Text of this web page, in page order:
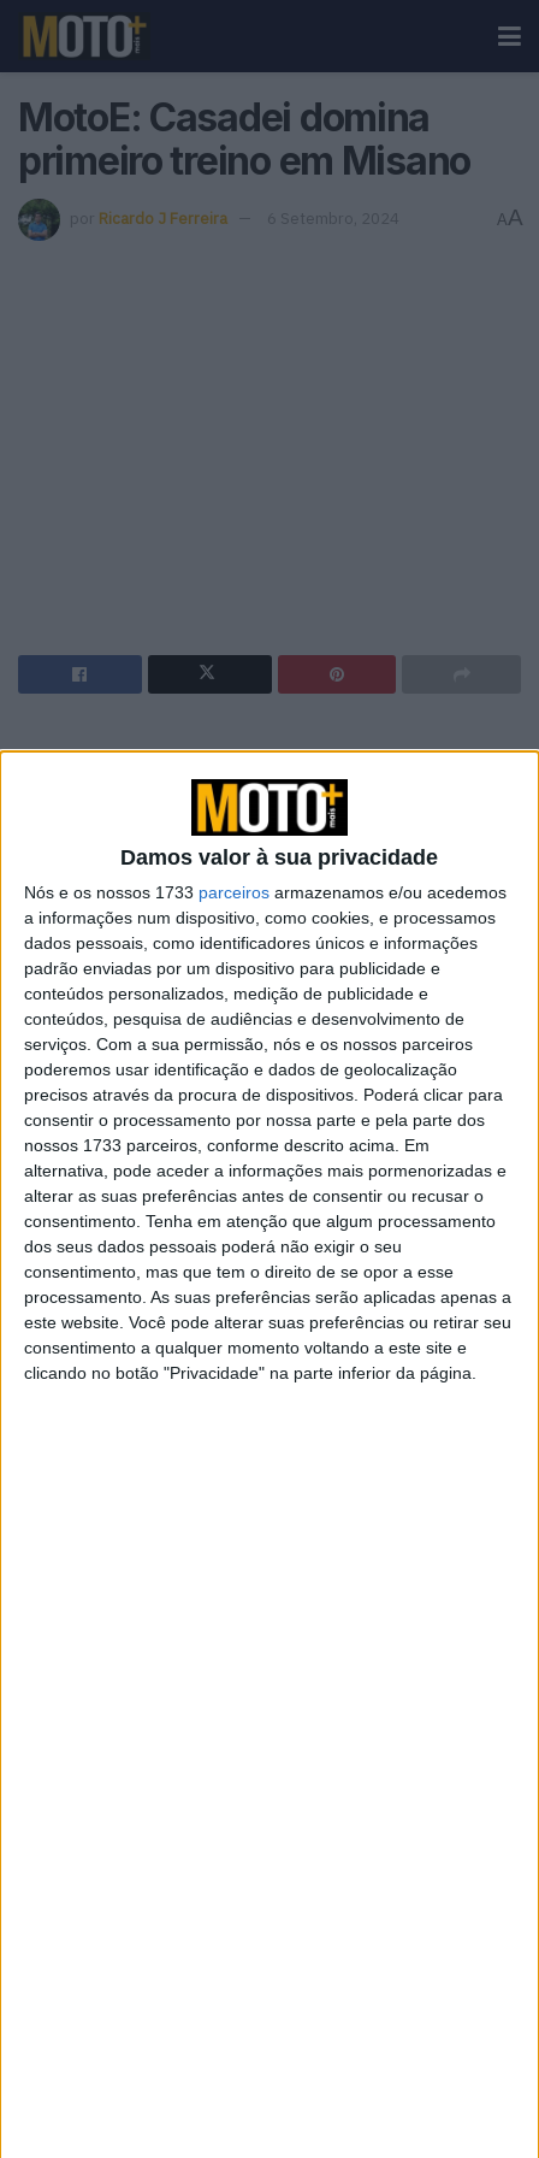
Damos valor à sua privacidade
Nós e os nossos 1733 parceiros armazenamos e/ou acedemos
a informações num dispositivo, como cookies, e processamos
dados pessoais, como identificadores únicos e informações
padrão enviadas por um dispositivo para publicidade e
conteúdos personalizados, medição de publicidade e
conteúdos, pesquisa de audiências e desenvolvimento de
serviços. Com a sua permissão, nós e os nossos parceiros
poderemos usar identificação e dados de geolocalização
precisos através da procura de dispositivos. Poderá clicar para
consentir o processamento por nossa parte e pela parte dos
nossos 1733 parceiros, conforme descrito acima. Em
alternativa, pode aceder a informações mais pormenorizadas e
alterar as suas preferências antes de consentir ou recusar o
consentimento. Tenha em atenção que algum processamento
dos seus dados pessoais poderá não exigir o seu
consentimento, mas que tem o direito de se opor a esse
processamento. As suas preferências serão aplicadas apenas a
este website. Você pode alterar suas preferências ou retirar seu
consentimento a qualquer momento voltando a este site e
clicando no botão "Privacidade" na parte inferior da página.
MotoE: Casadei domina
primeiro treino em Misano
por Ricardo J Ferreira 6 Setembro, 2024 AA
no primeiro treino de MotoE do GP de San
Marino com uma volta de 1’40.484 minutos,
batendo o segundo classificado Jordi Torres
(Openbank Aspar Team) por 124 milésimos.
Alessandro Zaccone foi o terceiro mais rápido,
a 148 milésimos.
O italiano da LCR estabeleceu o melhor tempo da sessão
na 7ª volta, que na volta anterior esteve na na posse de
Jordi Torres (1’40.608 min) depois bater os tempos de
Zoccone e Eric Granardo, ambos também muito fortes
neste primeiro treino de MotoE.
Zaccone bateu o anterior recorde de volta (1’40,593 min)
regstado em 2023 pelo espanhol Hector Garzo. Maria
Herrera que este ano participa em duas classes distintas
– Mundial Feminino e MotoE – entrou no top 15,
concluindo a sessão a 1,57 segundos do melhor tempo.
As qualificações de MotoE (Q1 e Q2) que irão definir a